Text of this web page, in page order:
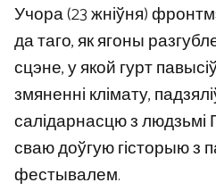
Учора (23 жніўня)
да таго, як ягоны
сцэне, у якой гурт
змяненні клімату,
салідарнасцю з людзьмі
сваю доўгую гісторыю з
фестывалем.